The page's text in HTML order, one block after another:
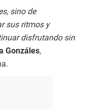
sino de
sus ritmos y
disfrutando sin
Gonzáles,